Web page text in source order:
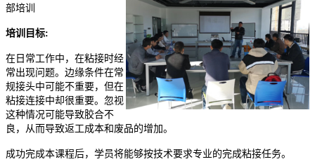
部培训
培训目标:
在日常工作中，在粘接时经
常出现问题。边缘条件在常
规接头中可能不重要，但在
粘接连接中却很重要。忽视
这种情况可能导致胶合不
良，从而导致返工成本和废品的增加。
成功完成本课程后，学员将能够按技术要求专业的完成粘接任务。